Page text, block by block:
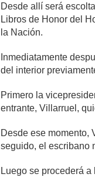
Desde allí será
Libros de Honor del
la Nación.
Inmediatamente
del interior
Primero la
entrante, Villarruel,
Desde ese momento,
seguido, el escribano
Luego se procederá